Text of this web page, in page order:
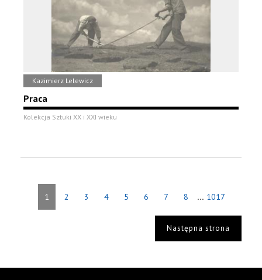
Kazimierz Lelewicz
Praca
Kolekcja Sztuki XX i XXI wieku
1 2 3 4 5 6 7 8 ... 1017
Następna strona